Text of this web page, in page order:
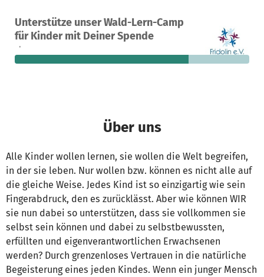
Unterstütze unser Wald-Lern-Camp
für Kinder mit Deiner Spende
Ein Projekt in Norrhult, Schweden
28 74 %
finanziert
3.400 €
fehlen noch
Über uns
Alle Kinder wollen lernen, sie wollen die Welt begreifen,
in der sie leben. Nur wollen bzw. können es nicht alle auf
die gleiche Weise. Jedes Kind ist so einzigartig wie sein
Fingerabdruck, den es zurücklässt. Aber wie können WIR
sie nun dabei so unterstützen, dass sie vollkommen sie
selbst sein können und dabei zu selbstbewussten,
erfüllten und eigenverantwortlichen Erwachsenen
werden? Durch grenzenloses Vertrauen in die natürliche
Begeisterung eines jeden Kindes. Wenn ein junger Mensch